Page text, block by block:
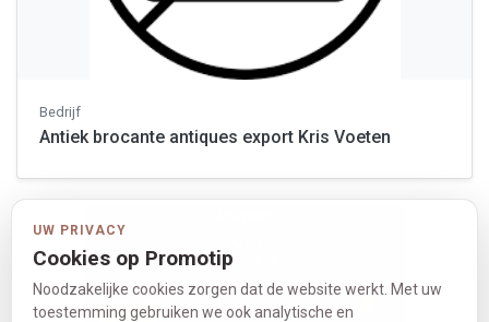
Bedrijf
Antiek brocante antiques export Kris Voeten
UW PRIVACY
Cookies op Promotip
Noodzakelijke cookies zorgen dat de website werkt. Met uw
toestemming gebruiken we ook analytische en